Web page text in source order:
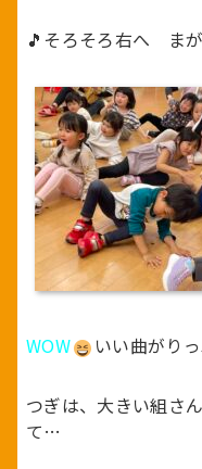
🎵そろそろ右へ ま
WOW いい曲がり
つぎは、大きい組さ
て…